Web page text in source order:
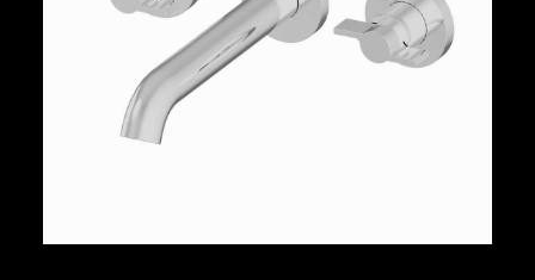
Dònde comprar
Contacto